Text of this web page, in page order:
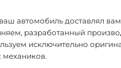
автомобиль доставлял
разработанный
исключительно